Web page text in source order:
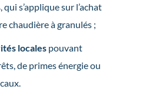
, qui s’applique sur l’achat
chaudière à granulés ;
locales pouvant
de primes énergie ou